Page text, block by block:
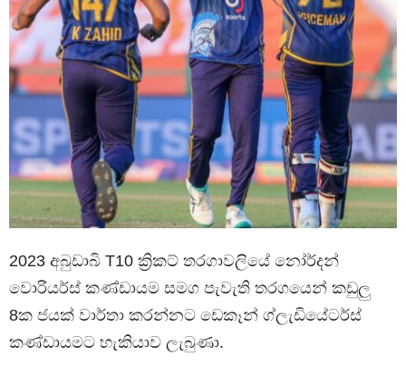
2023 අබුඩාබි T10 ක්‍රිකට් තරගාවලියේ නෝර්දන්
වොරියර්ස් කණ්ඩායම සමග පැවැති තරගයෙන් කඩුලු
8ක ජයක් වාර්තා කරන්නට ඩෙකෑන් ග්ලැඩියේටර්ස්
කණ්ඩායමට හැකියාව ලැබුණා.